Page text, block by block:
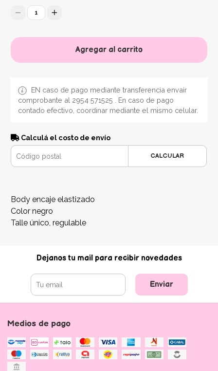
1
Agregar al carrito
EN caso de pago mediante transferencia envair
comprobante al 2954 571525 . En caso de pago
contado efectivo, coordinar mediante el mismo celular.
Calculá el costo de envío
CALCULAR
Body encaje elastizado
Color negro
Talle único, regulable
Dejanos tu mail para recibir novedades
Enviar
Medios de pago